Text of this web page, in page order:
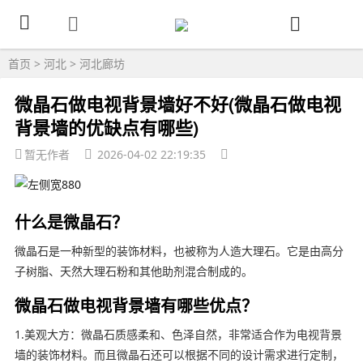
首页 > 河北 > 河北廊坊
微晶石做电视背景墙好不好(微晶石做电视
背景墙的优缺点有哪些)
暂无作者 2026-04-02 22:19:35
什么是微晶石？
微晶石是一种新型的装饰材料，也被称为人造大理石。它是由高分
子树脂、天然大理石粉和其他助剂混合制成的。
微晶石做电视背景墙有哪些优点？
1.美观大方：微晶石质感柔和、色泽自然，非常适合作为电视背景
墙的装饰材料。而且微晶石还可以根据不同的设计需求进行定制，